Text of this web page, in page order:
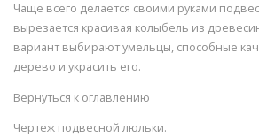
Чаще всего делается своими руками
вырезается красивая колыбель из
вариант выбирают умельцы, способные
дерево и украсить его.
Вернуться к оглавлению
Чертеж подвесной люльки.